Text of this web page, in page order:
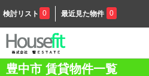
検討リスト 0 最近見た物件 0
豊中市 賃貸物件一覧